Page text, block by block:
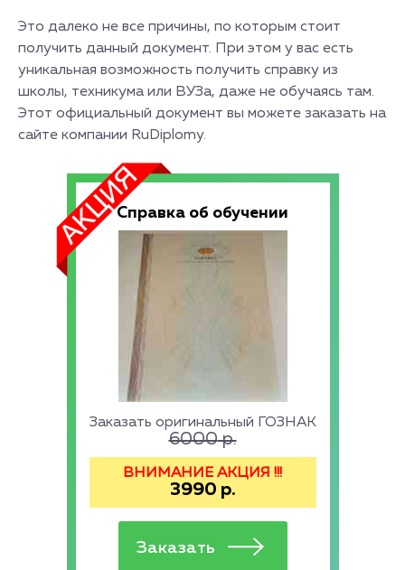
Это далеко не все причины, по которым стоит
получить данный документ. При этом у вас есть
уникальная возможность получить справку из
школы, техникума или ВУЗа, даже не обучаясь там.
Этот официальный документ вы можете заказать на
сайте компании RuDiplomy.
Справка об обучении
Заказать оригинальный ГОЗНАК
6000р.
ВНИМАНИЕ АКЦИЯ !!!
3990 р.